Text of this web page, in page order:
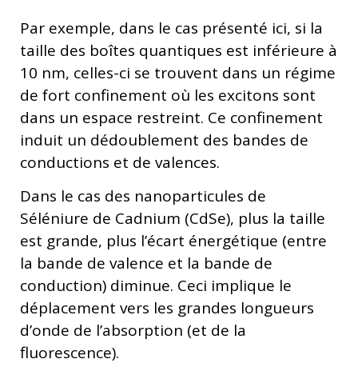
Par exemple, dans le cas présenté ici, si la
taille des boîtes quantiques est inférieure à
10 nm, celles-ci se trouvent dans un régime
de fort confinement où les excitons sont
dans un espace restreint. Ce confinement
induit un dédoublement des bandes de
conductions et de valences.
Dans le cas des nanoparticules de
Séléniure de Cadnium (CdSe), plus la taille
est grande, plus l’écart énergétique (entre
la bande de valence et la bande de
conduction) diminue. Ceci implique le
déplacement vers les grandes longueurs
d’onde de l’absorption (et de la
fluorescence).